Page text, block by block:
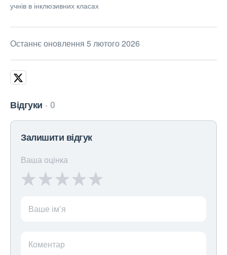
учнів в інклюзивних класах
Останнє оновлення 5 лютого 2026
Відгуки 0
Залишити відгук
Ваша оцінка
Ваше ім’я
Коментар